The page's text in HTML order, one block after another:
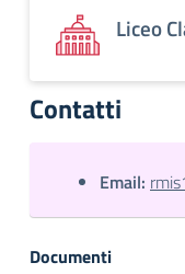
Liceo
Contatti
Email:
Documenti